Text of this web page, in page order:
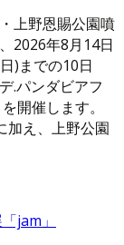
上野恩賜公園噴
2026年8月14日
)までの10日
.パンダビアフ
開催します。
加え、上野公園
jam」